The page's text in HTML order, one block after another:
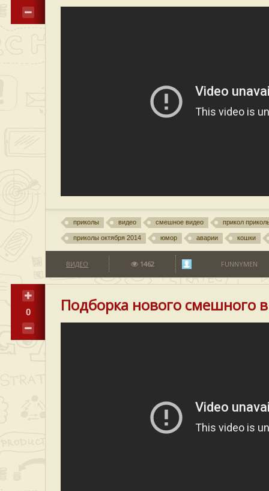
приколы видео смешное видео прикол
приколы октября 2014 юмор аварии кошки
ВИДЕО 1462 FUNNYMEN
0 Подборка нового смешного